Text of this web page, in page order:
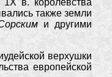
1Х в. королевства
также земли
и другими
верхушки
европейской